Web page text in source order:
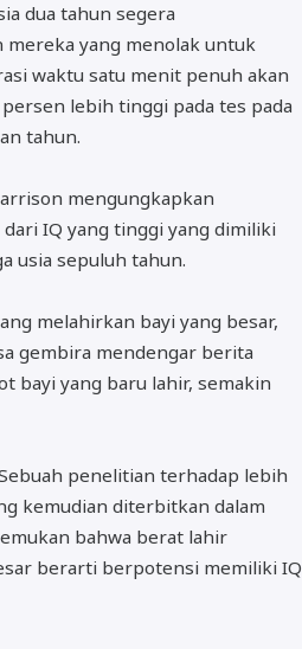
dua tahun segera
mereka yang menolak untuk
waktu satu menit penuh akan
lebih tinggi pada tes pada
tahun.
mengungkapkan
IQ yang tinggi yang dimiliki
usia sepuluh tahun.
melahirkan bayi yang besar,
gembira mendengar berita
bayi yang baru lahir, semakin
penelitian terhadap lebih
kemudian diterbitkan dalam
bahwa berat lahir
berarti berpotensi memiliki IQ